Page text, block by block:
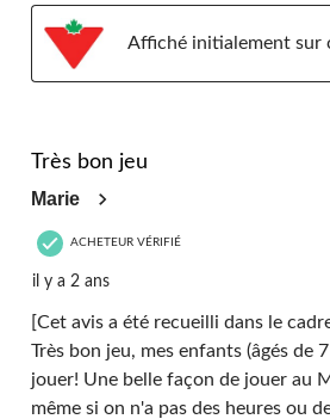
Affiché initialement sur
Très bon jeu
Marie
ACHETEUR VÉRIFIÉ
il y a 2 ans
[Cet avis a été recueilli dans le
Très bon jeu, mes enfants (âgés de
jouer! Une belle façon de jouer au
même si on n'a pas des heures ou